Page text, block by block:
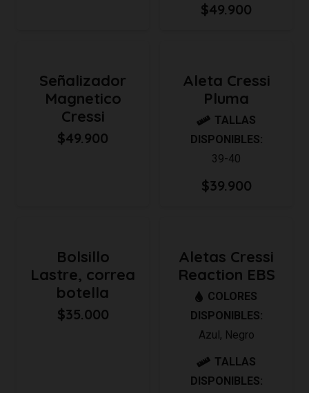
$49.900
Señalizador
Magnetico
Cressi
$49.900
Aleta Cressi
Pluma
TALLAS
DISPONIBLES:
39-40
$39.900
Bolsillo
Lastre, correa
botella
$35.000
Aletas Cressi
Reaction EBS
COLORES
DISPONIBLES:
Azul, Negro
TALLAS
DISPONIBLES: